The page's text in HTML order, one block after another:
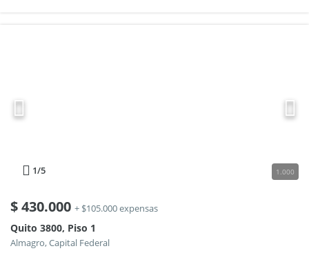
1/5 1.000
$430.000 + $105.000 expensas
Quito 3800, Piso 1
Almagro, Capital Federal